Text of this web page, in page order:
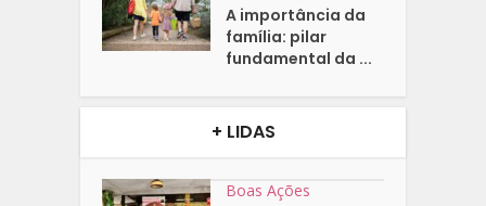
A importância da
família: pilar
fundamental da ...
+ LIDAS
Boas Ações